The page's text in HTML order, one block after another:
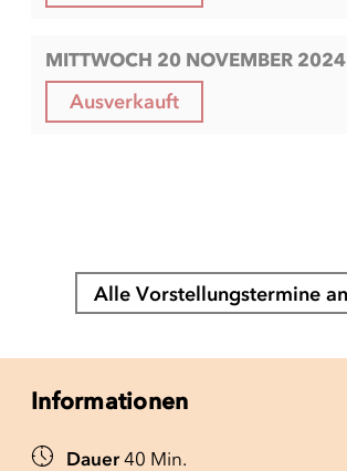
MITTWOCH 20 NOVEMBER 2024
Ausverkauft
Alle Vorstellungstermine
Informationen
Dauer 40 Min.